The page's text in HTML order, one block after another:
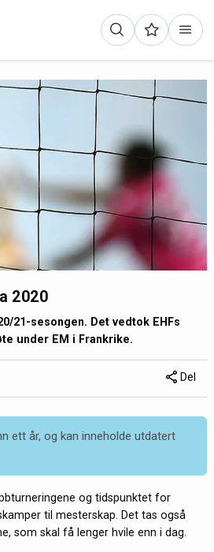
2020
21-sesongen. Det vedtok EHFs
under EM i Frankrike.
Del
ett år, og kan inneholde utdatert
og tidspunktet for
til mesterskap. Det tas også
som skal få lenger hvile enn i dag.